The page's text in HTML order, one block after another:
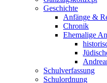
Geschichte
Anfänge &
Chronik
Ehemalige
Schulverfassung
Schulordnung